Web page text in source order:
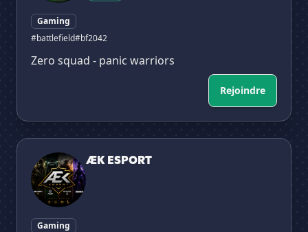
Gaming
#battlefield#bf2042
Zero squad - panic warriors
Rejoindre
ÆK ESPORT
ÆK ESPORT
Gaming